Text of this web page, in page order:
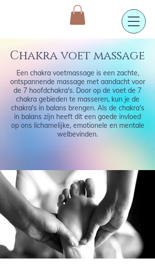
Chakra voet massage
Een chakra voetmassage is een zachte,
ontspannende massage met aandacht voor
de 7 hoofdchakra's. Door op de voet de 7
chakra gebieden te masseren, kun je de
chakra's in balans brengen. Als de chakra's
in balans zijn heeft dit een goede invloed
op ons lichamelijke, emotionele en mentale
welbevinden.